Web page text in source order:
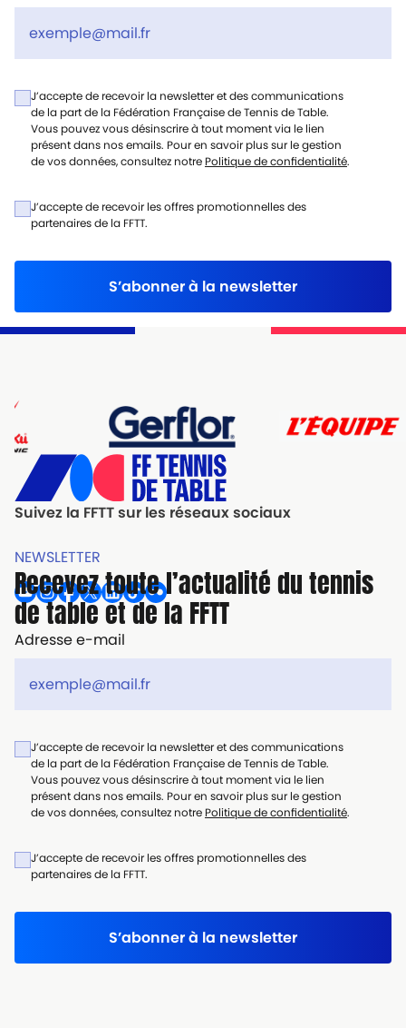
J’accepte de recevoir la newsletter et des communications
de la part de la Fédération Française de Tennis de Table.
Vous pouvez vous désinscrire à tout moment via le lien
présent dans nos emails. Pour en savoir plus sur le gestion
de vos données, consultez notre Politique de confidentialité.
J’accepte de recevoir les offres promotionnelles des
partenaires de la FFTT.
S’abonner à la newsletter
Suivez la FFTT sur les réseaux sociaux
NEWSLETTER
Recevez toute l’actualité du tennis
de table et de la FFTT
Adresse e-mail
J’accepte de recevoir la newsletter et des communications
de la part de la Fédération Française de Tennis de Table.
Vous pouvez vous désinscrire à tout moment via le lien
présent dans nos emails. Pour en savoir plus sur le gestion
de vos données, consultez notre Politique de confidentialité.
J’accepte de recevoir les offres promotionnelles des
partenaires de la FFTT.
S’abonner à la newsletter